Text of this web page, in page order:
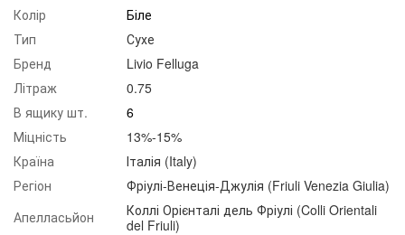
Колір
Біле
Тип
Сухе
Бренд
Livio Felluga
Літраж
0.75
В ящику шт.
6
Міцність
13%-15%
Країна
Італія (Italy)
Регіон
Фріулі-Венеція-Джулія (Friuli Venezia Giulia)
Апелласьйон
Коллі Орієнталі дель Фріулі (Colli Orientali
del Friuli)